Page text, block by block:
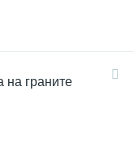
на граните